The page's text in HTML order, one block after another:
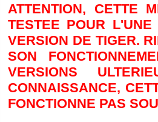
AT­TEN­TION, CETTE
TES­TEE POUR L'UNE
VER­SION DE TIGER.
SON
VER­SIONS
CONNAIS­SANCE,
FONC­TIONNE PAS